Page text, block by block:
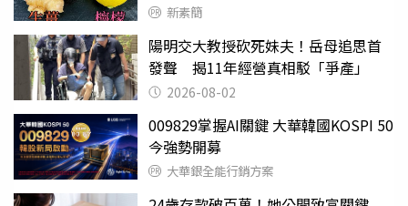
新素簡
陽明交大教授砍死妹夫！岳母追思首
發聲 揭11年經營真相駁「爭產」
2026-08-02
009829掌握AI關鍵 大華韓國KOSPI 50
今強勢開募
大華銀全能行銷方案